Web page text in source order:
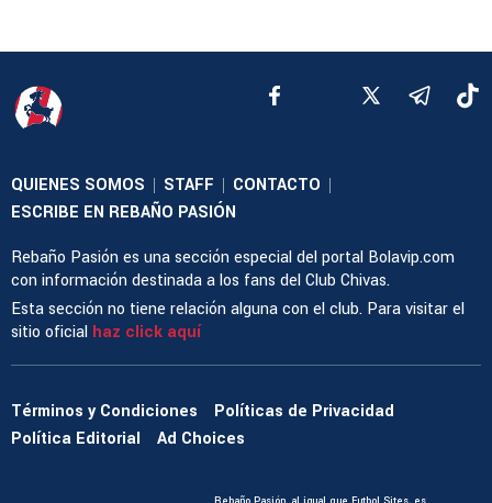
QUIENES SOMOS | STAFF | CONTACTO |
ESCRIBE EN REBAÑO PASIÓN
Rebaño Pasión es una sección especial del portal Bolavip.com
con información destinada a los fans del Club Chivas.
Esta sección no tiene relación alguna con el club. Para visitar el
sitio oficial haz click aquí
Términos y Condiciones
Políticas de Privacidad
Política Editorial
Ad Choices